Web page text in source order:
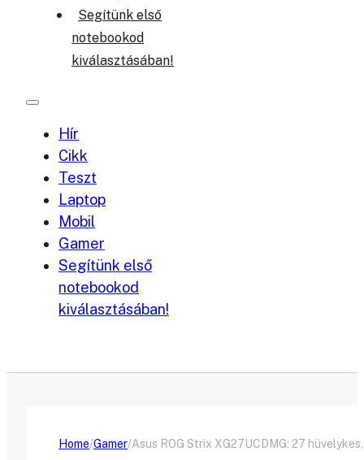
Segítünk első
notebookod
kiválasztásában!
Hír
Cikk
Teszt
Laptop
Mobil
Gamer
Segítünk első
notebookod
kiválasztásában!
Home Gamer Asus ROG Strix XG27UCDMG: 27